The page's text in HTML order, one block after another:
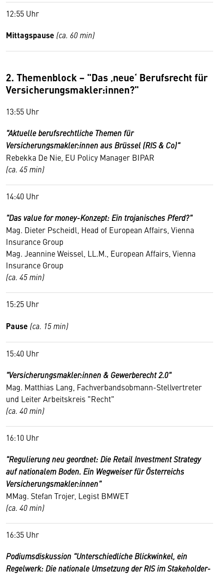
12:55 Uhr
Mittagspause (ca. 60 min)
2. Themenblock – "Das ‚neue‘ Berufsrecht für
Versicherungsmakler:innen?"
13:55 Uhr
"Aktuelle berufsrechtliche Themen für
Versicherungsmakler:innen aus Brüssel (RIS & Co)"
Rebekka De Nie, EU Policy Manager BIPAR
(ca. 45 min)
14:40 Uhr
"Das value for money-Konzept: Ein trojanisches Pferd?"
Mag. Dieter Pscheidl, Head of European Affairs, Vienna
Insurance Group
Mag. Jeannine Weissel, LL.M., European Affairs, Vienna
Insurance Group
(ca. 45 min)
15:25 Uhr
Pause (ca. 15 min)
15:40 Uhr
"Versicherungsmakler:innen & Gewerberecht 2.0"
Mag. Matthias Lang, Fachverbandsobmann-Stellvertreter
und Leiter Arbeitskreis "Recht"
(ca. 40 min)
16:10 Uhr
"Regulierung neu geordnet: Die Retail Investment Strategy
auf nationalem Boden. Ein Wegweiser für Österreichs
Versicherungsmakler:innen"
MMag. Stefan Trojer, Legist BMWET
(ca. 40 min)
16:35 Uhr
Podiumsdiskussion "Unterschiedliche Blickwinkel, ein
Regelwerk: Die nationale Umsetzung der RIS im Stakeholder-